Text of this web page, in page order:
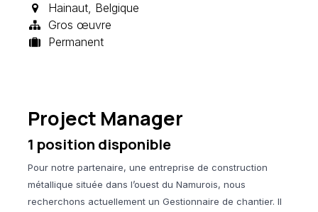
Hainaut, Belgique
Gros œuvre
Permanent
Project Manager
1 position disponible
Pour notre partenaire, une entreprise de construction
métallique située dans l’ouest du Namurois, nous
recherchons actuellement un Gestionnaire de chantier. Il